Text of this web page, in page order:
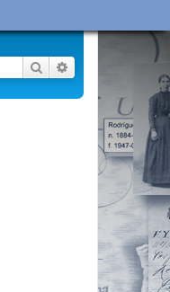
Buscar Búsqueda